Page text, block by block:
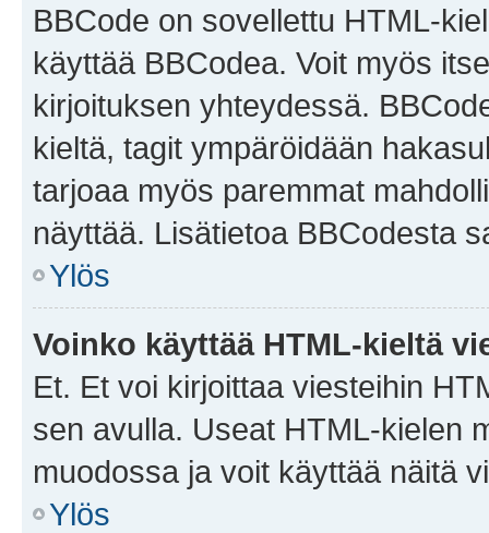
BBCode on sovellettu HTML-
käyttää BBCodea. Voit myös
kirjoituksen yhteydessä.
kieltä, tagit ympäröidään
tarjoaa myös paremmat
näyttää. Lisätietoa BBCodesta
Ylös
Voinko käyttää HTML-kieltä
Et. Et voi kirjoittaa viesteihin
sen avulla. Useat HTML-kielen
muodossa ja voit käyttää näitä
Ylös